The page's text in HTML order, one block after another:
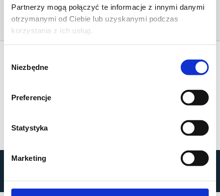
Partnerzy mogą połączyć te informacje z innymi danymi
otrzymanymi od Ciebie lub uzyskanymi podczas
korzystania z ich usług.
zgody
Niezbędne
Preferencje
Statystyka
Marketing
M35_MR_1024X216
Home/Mobilus M35 MR BT/
m35_mr_1024x216